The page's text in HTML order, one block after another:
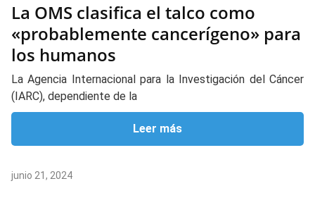
La OMS clasifica el talco como
«probablemente cancerígeno» para
los humanos
La Agencia Internacional para la Investigación del Cáncer
(IARC), dependiente de la
Leer más
junio 21, 2024